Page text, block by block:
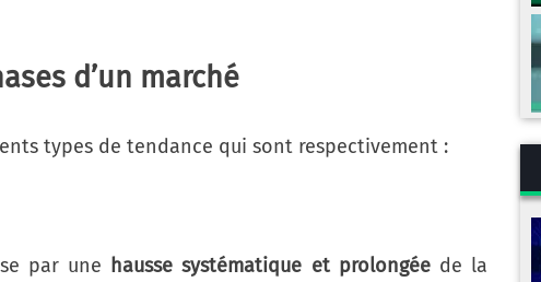
d’un marché
types de tendance qui sont respectivement :
par une hausse systématique et prolongéede la